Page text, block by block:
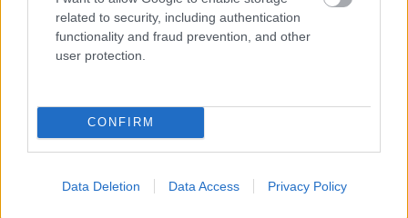
related to security, including authentication
functionality and fraud prevention, and other
user protection.
CONFIRM
Data Deletion Data Access Privacy Policy
Legolvasottabb
Megdöbbentő fotók a néptelen fővárosról
Top 10: ezek a legjobb szerelmes filmek